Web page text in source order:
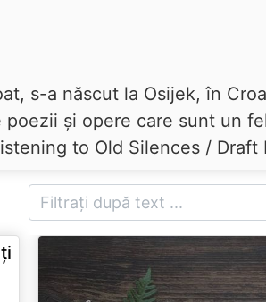
s-a născut la Osijek, în
și opere care sunt un
to Old Silences / Draft